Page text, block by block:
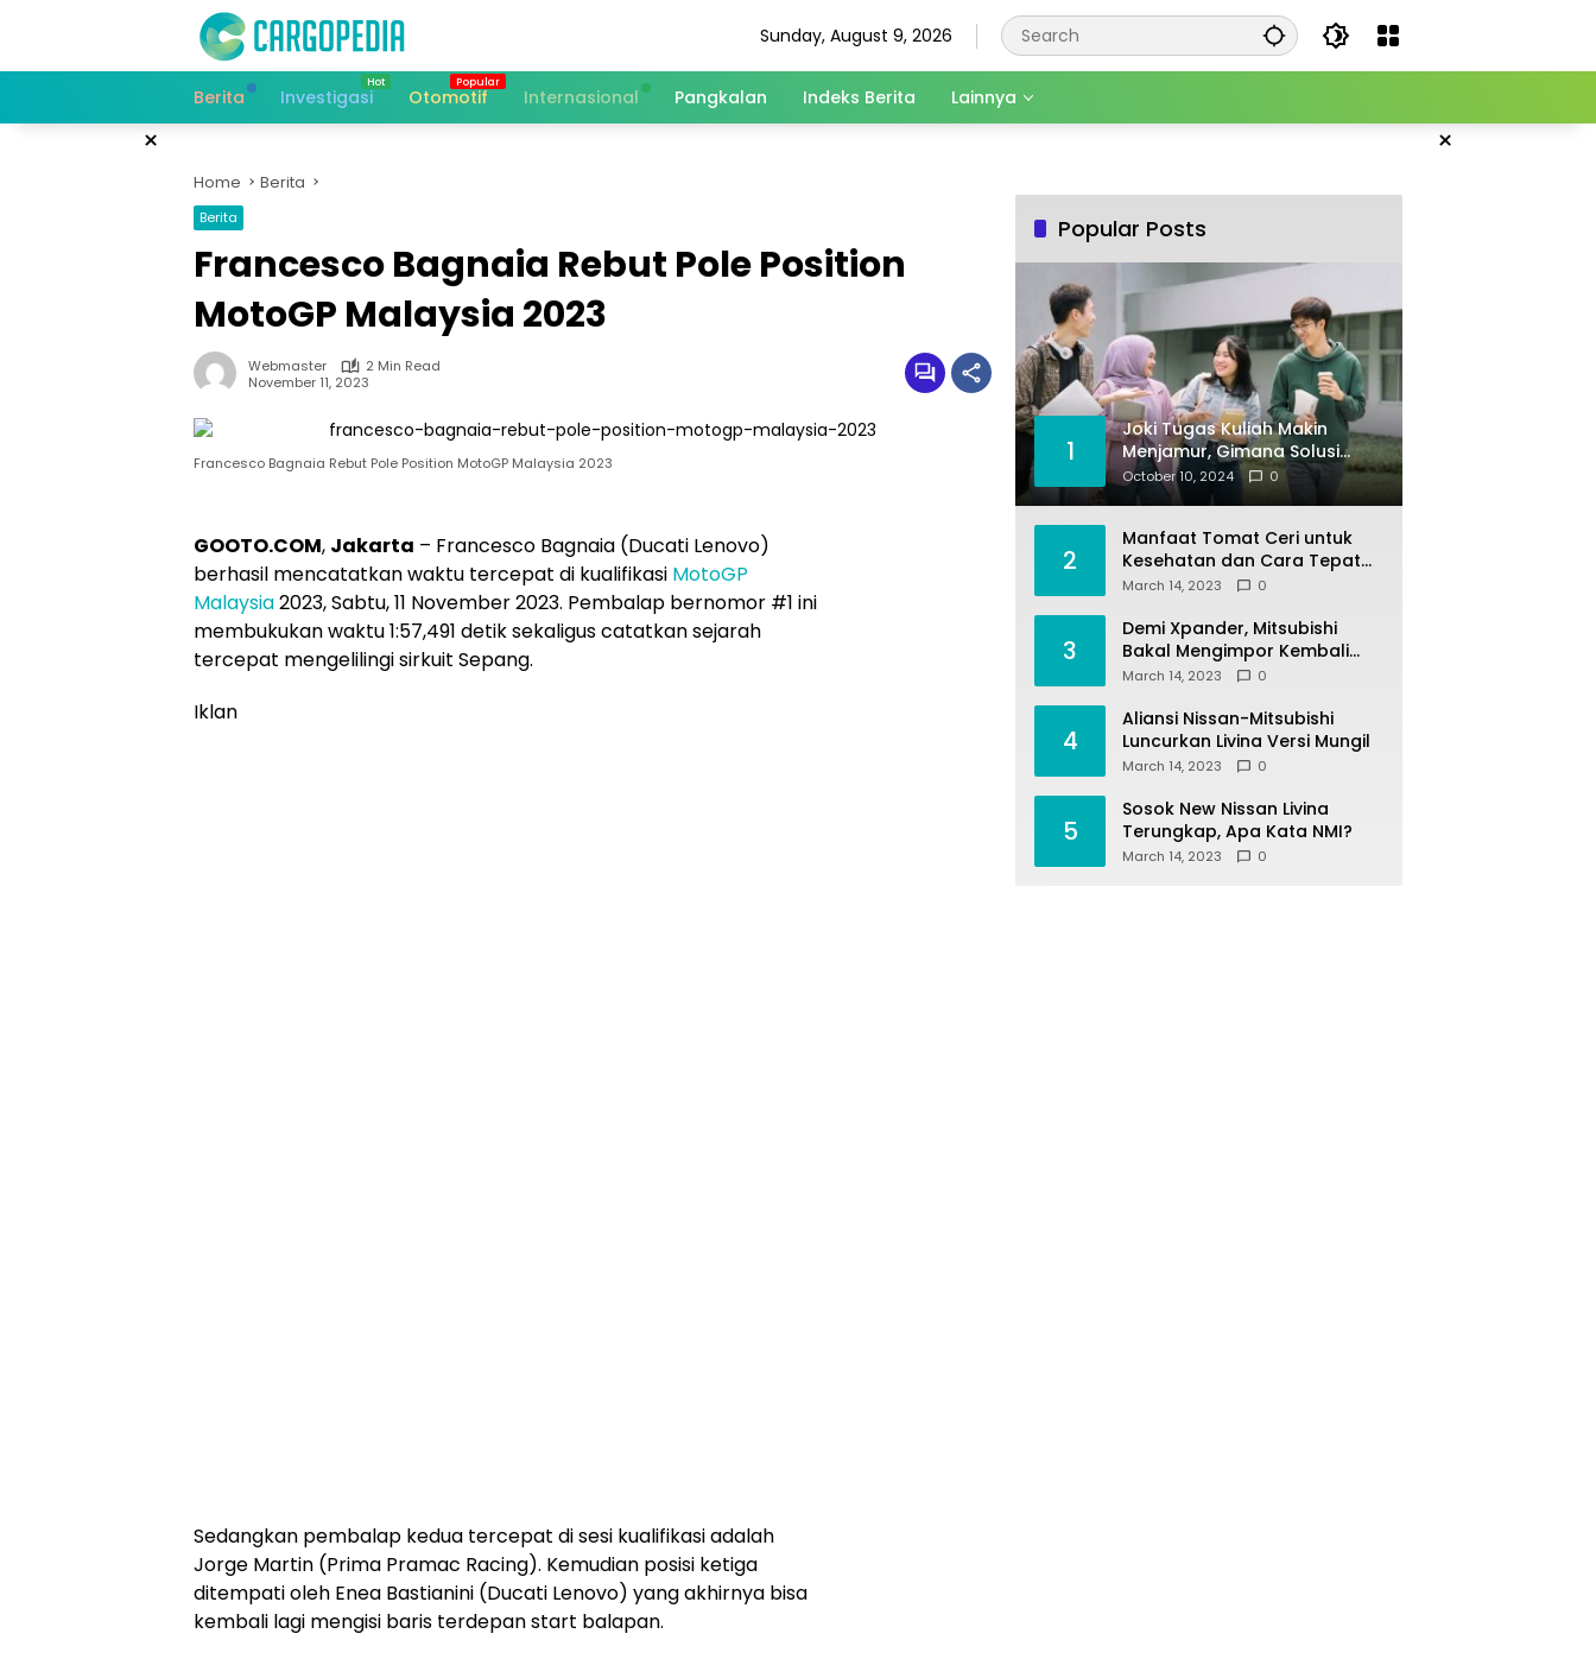
Sunday, August 9, 2026
Berita Investigasi Otomotif Internasional Pangkalan Indeks Berita Lainnya
× ×
Home Berita
Berita
Francesco Bagnaia Rebut Pole Position
MotoGP Malaysia 2023
Webmaster
2 Min Read
November 11, 2023
Francesco Bagnaia Rebut Pole Position MotoGP Malaysia 2023
GOOTO.COM, Jakarta – Francesco Bagnaia (Ducati Lenovo)
berhasil mencatatkan waktu tercepat di kualifikasi MotoGP
Malaysia2023, Sabtu, 11 November 2023. Pembalap bernomor #1 ini
membukukan waktu 1:57,491 detik sekaligus catatkan sejarah
tercepat mengelilingi sirkuit Sepang.
Iklan
Sedangkan pembalap kedua tercepat di sesi kualifikasi adalah
Jorge Martin (Prima Pramac Racing). Kemudian posisi ketiga
ditempati oleh Enea Bastianini (Ducati Lenovo) yang akhirnya bisa
kembali lagi mengisi baris terdepan start balapan.
Popular Posts
1
Joki Tugas Kuliah Makin
Menjamur, Gimana Solusi
Mencegahnya?
October 10, 2024 0
2
Manfaat Tomat Ceri untuk
Kesehatan dan Cara Tepat
Mengonsumsinya
March 14, 2023 0
3
Demi Xpander, Mitsubishi
Bakal Mengimpor Kembali
Pajero Sport
March 14, 2023 0
4
Aliansi Nissan-Mitsubishi
Luncurkan Livina Versi Mungil
March 14, 2023 0
5
Sosok New Nissan Livina
Terungkap, Apa Kata NMI?
March 14, 2023 0